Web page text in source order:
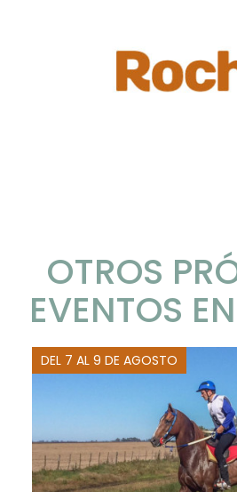
OTROS
EVENTOS
DEL 7 AL 9 DE AGOSTO